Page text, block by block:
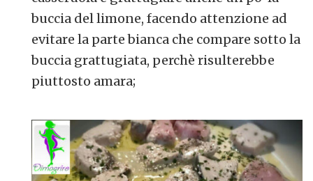
buccia del limone, facendo attenzione ad
evitare la parte bianca che compare sotto la
buccia grattugiata, perchè risulterebbe
piuttosto amara;